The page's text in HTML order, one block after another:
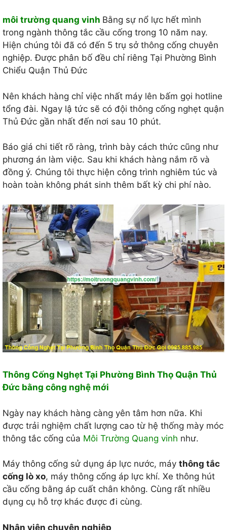
môi trường quang vinh Bằng sự nổ lực hết mình
trong ngành thông tắc cầu cống trong 10 năm nay.
Hiện chúng tôi đã có đến 5 trụ sở thông cống chuyên
nghiệp. Được phân bố đều chỉ riêng Tại Phường Bình
Chiểu Quận Thủ Đức
Nên khách hàng chỉ việc nhất máy lên bấm gọi hotline
tổng đài. Ngay lậ tức sẽ có đội thông cống nghẹt quận
Thủ Đức gần nhất đến nơi sau 10 phút.
Báo giá chi tiết rõ ràng, trình bày cách thức cũng như
phương án làm việc. Sau khi khách hàng nắm rõ và
đồng ý. Chúng tôi thực hiện công trình nghiêm túc và
hoàn toàn không phát sinh thêm bất kỳ chi phí nào.
Thông Cống Nghẹt Tại Phường Bình Thọ Quận Thủ
Đức bằng công nghệ mới
Ngày nay khách hàng càng yên tâm hơn nữa. Khi
được trải nghiệm chất lượng cao từ hệ thống mày móc
thông tắc cống của Môi Trường Quang vinh như.
Máy thông cống sử dụng áp lực nước, máy thông tắc
cống lò xo, máy thông cống áp lực khí. Xe thông hút
cầu cống bằng áp cuất chân không. Cùng rất nhiều
dụng cụ hỗ trợ khác được đi cùng.
Nhân viên chuyên nghiệp